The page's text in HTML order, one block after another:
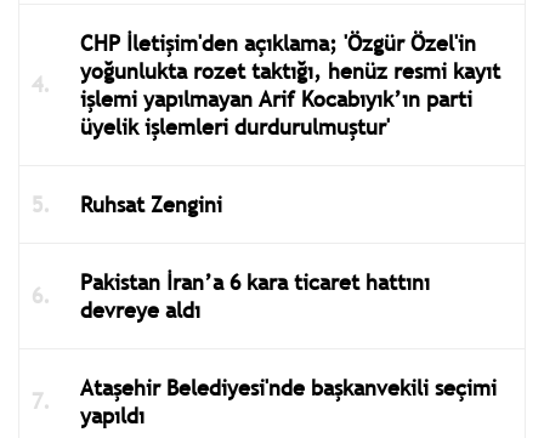
CHP İletişim'den açıklama; 'Özgür Özel'in
yoğunlukta rozet taktığı, henüz resmi kayıt
işlemi yapılmayan Arif Kocabıyık’ın parti
üyelik işlemleri durdurulmuştur'
Ruhsat Zengini
Pakistan İran’a 6 kara ticaret hattını
devreye aldı
Ataşehir Belediyesi'nde başkanvekili seçimi
yapıldı